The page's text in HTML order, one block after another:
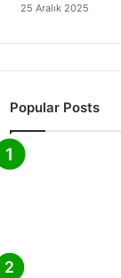
25 Aralık 2025
Popular Posts